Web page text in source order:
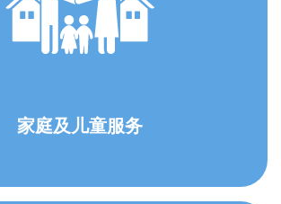
家庭及儿童服务